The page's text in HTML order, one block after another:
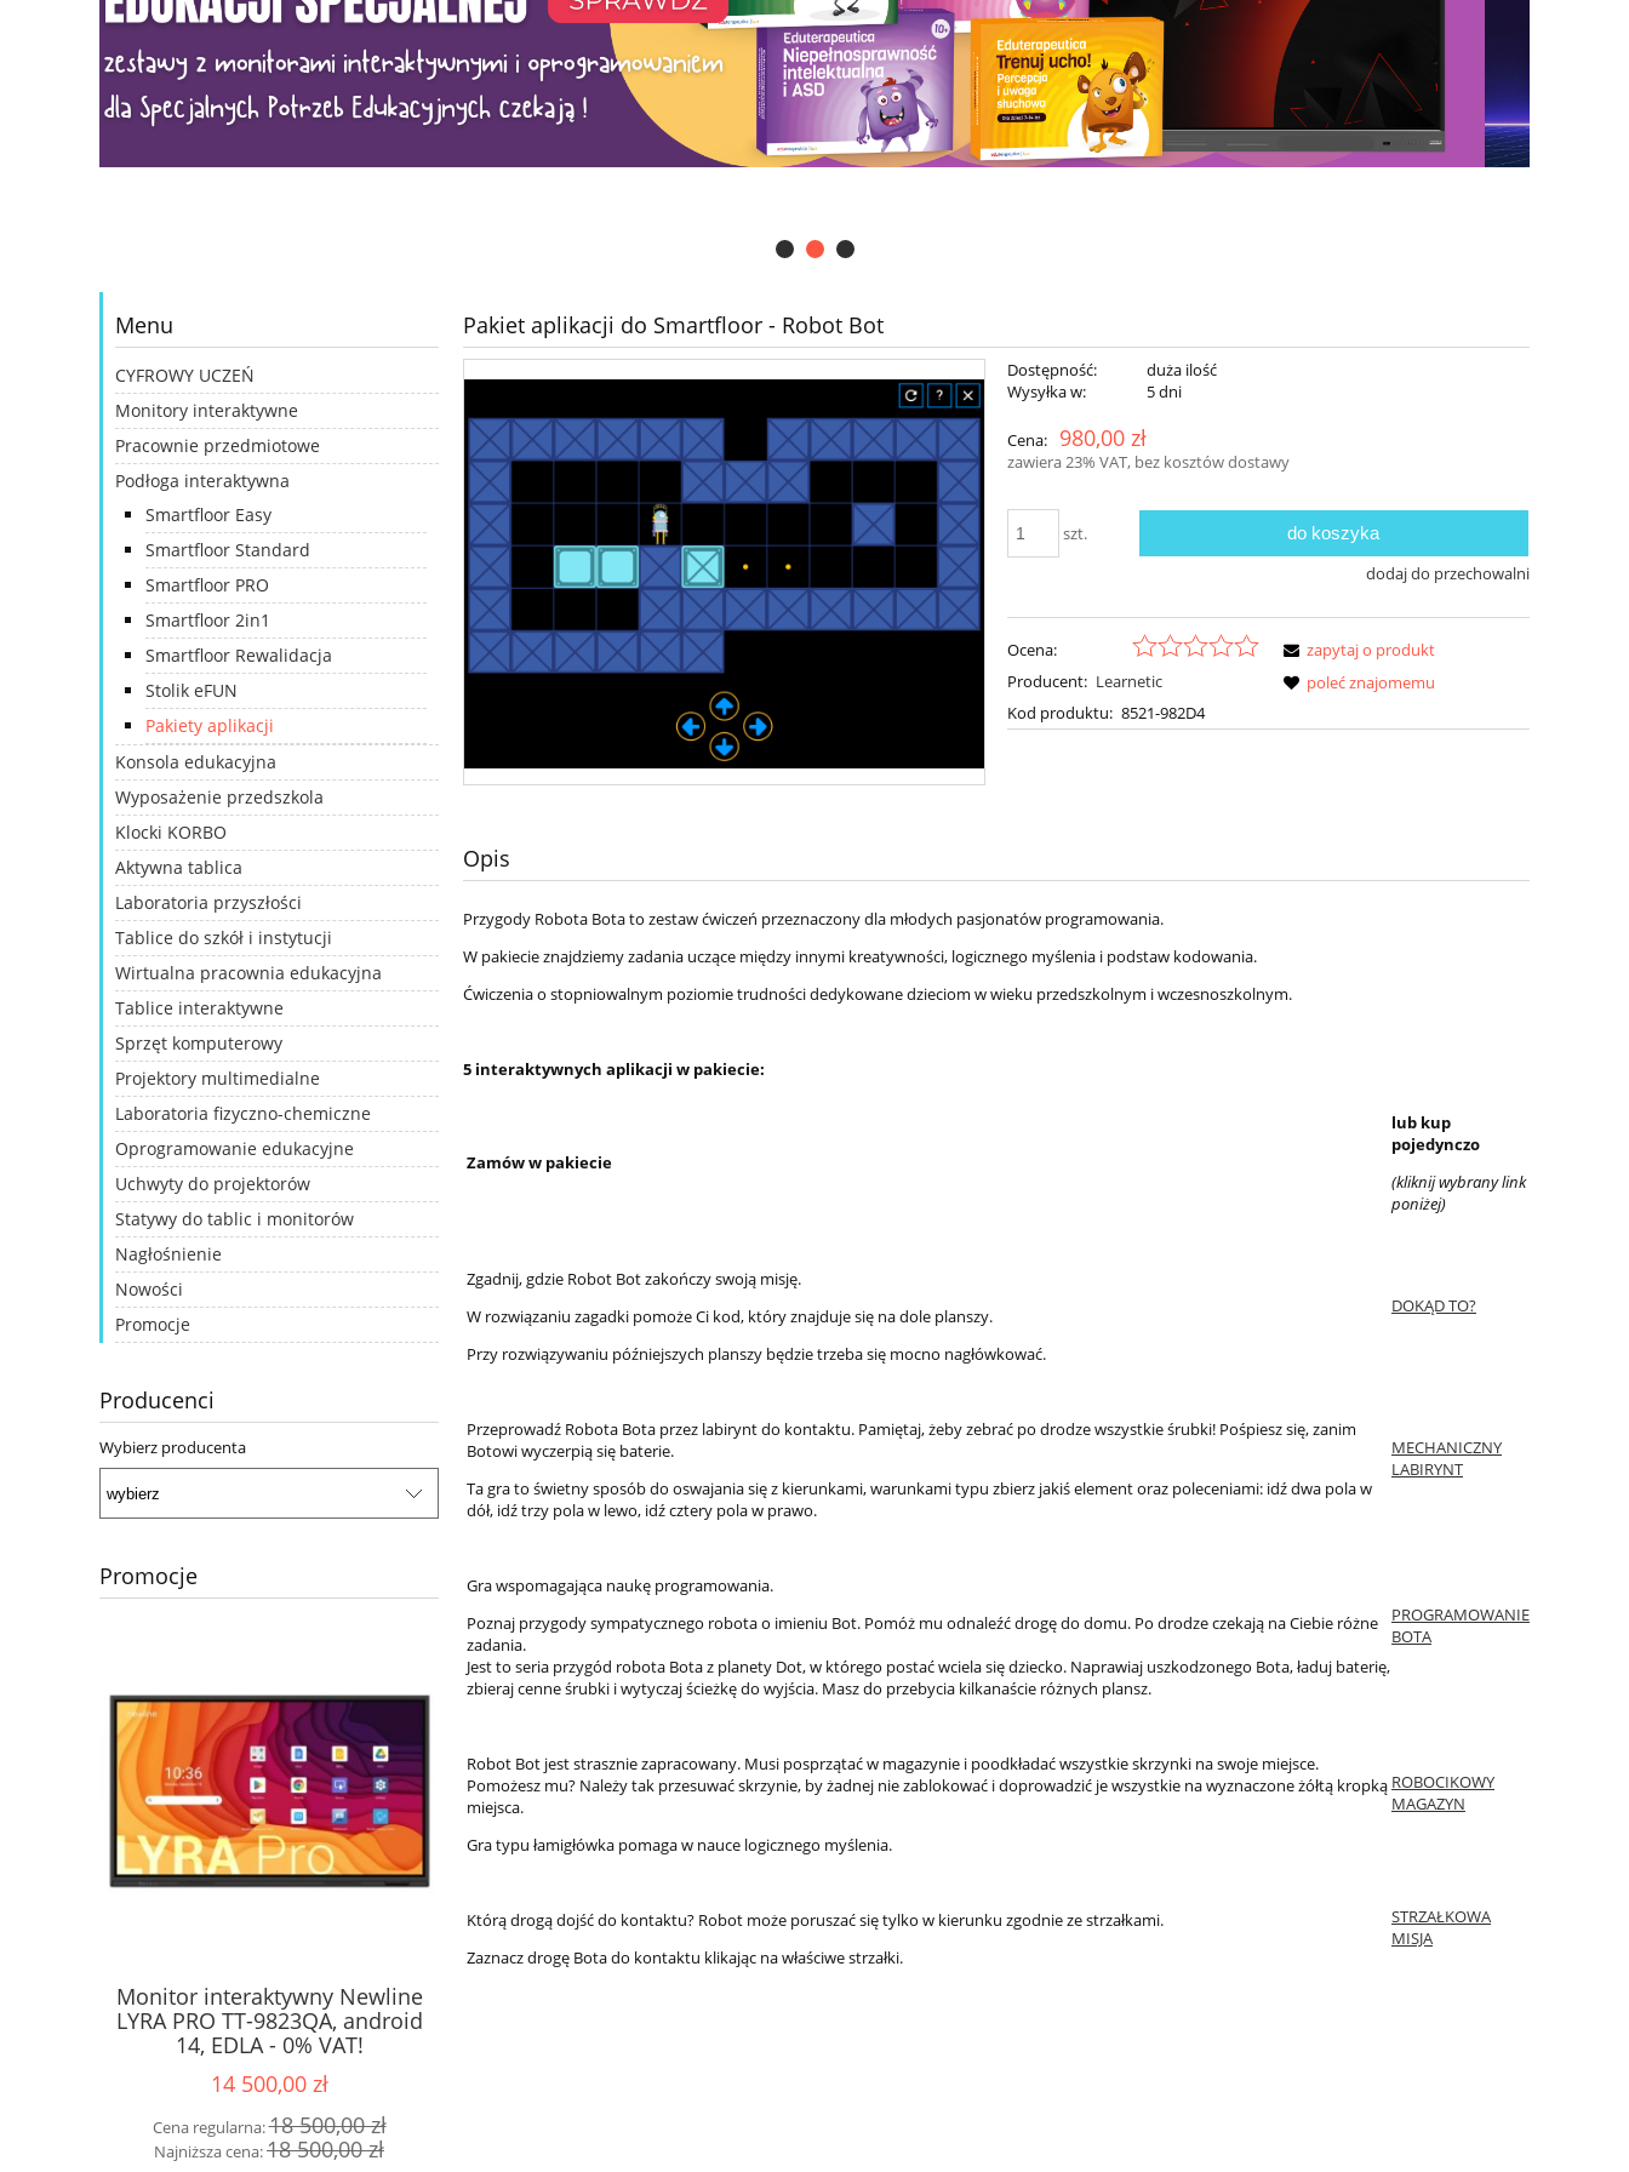
Menu
CYFROWY UCZEŃ
Monitory interaktywne
Pracownie przedmiotowe
Podłoga interaktywna
Smartfloor Easy
Smartfloor Standard
Smartfloor PRO
Smartfloor 2in1
Smartfloor Rewalidacja
Stolik eFUN
Pakiety aplikacji
Konsola edukacyjna
Wyposażenie przedszkola
Klocki KORBO
Aktywna tablica
Laboratoria przyszłości
Tablice do szkół i instytucji
Wirtualna pracownia edukacyjna
Tablice interaktywne
Sprzęt komputerowy
Projektory multimedialne
Laboratoria fizyczno-chemiczne
Oprogramowanie edukacyjne
Uchwyty do projektorów
Statywy do tablic i monitorów
Nagłośnienie
Nowości
Promocje
Producenci
Wybierz producenta
Promocje
Monitor interaktywny Newline
LYRA PRO TT-9823QA, android
14, EDLA - 0% VAT!
14 500,00 zł
Cena regularna:18 500,00 zł
Najniższa cena:18 500,00 zł
Pakiet aplikacji do Smartfloor - Robot Bot
Dostępność:
duża ilość
Wysyłka w:
5 dni
Cena: 980,00 zł
zawiera 23% VAT, bez kosztów dostawy
szt. do koszyka
dodaj do przechowalni
Ocena:
Producent: Learnetic
Kod produktu: 8521-982D4
zapytaj o produkt
poleć znajomemu
Opis
Przygody Robota Bota to zestaw ćwiczeń przeznaczony dla młodych pasjonatów programowania.
W pakiecie znajdziemy zadania uczące między innymi kreatywności, logicznego myślenia i podstaw kodowania.
Ćwiczenia o stopniowalnym poziomie trudności dedykowane dzieciom w wieku przedszkolnym i wczesnoszkolnym.
5 interaktywnych aplikacji w pakiecie:
Zamów w pakiecie
lub kup
pojedynczo
(kliknij wybrany link
poniżej)
Zgadnij, gdzie Robot Bot zakończy swoją misję.
W rozwiązaniu zagadki pomoże Ci kod, który znajduje się na dole planszy.
Przy rozwiązywaniu późniejszych planszy będzie trzeba się mocno nagłówkować.
DOKĄD TO?
Przeprowadź Robota Bota przez labirynt do kontaktu. Pamiętaj, żeby zebrać po drodze wszystkie śrubki! Pośpiesz się, zanim
Botowi wyczerpią się baterie.
Ta gra to świetny sposób do oswajania się z kierunkami, warunkami typu zbierz jakiś element oraz poleceniami: idź dwa pola w
dół, idź trzy pola w lewo, idź cztery pola w prawo.
MECHANICZNY
LABIRYNT
Gra wspomagająca naukę programowania.
Poznaj przygody sympatycznego robota o imieniu Bot. Pomóż mu odnaleźć drogę do domu. Po drodze czekają na Ciebie różne
zadania.
Jest to seria przygód robota Bota z planety Dot, w którego postać wciela się dziecko. Naprawiaj uszkodzonego Bota, ładuj baterię,
zbieraj cenne śrubki i wytyczaj ścieżkę do wyjścia. Masz do przebycia kilkanaście różnych plansz.
PROGRAMOWANIE
BOTA
Robot Bot jest strasznie zapracowany. Musi posprzątać w magazynie i poodkładać wszystkie skrzynki na swoje miejsce.
Pomożesz mu? Należy tak przesuwać skrzynie, by żadnej nie zablokować i doprowadzić je wszystkie na wyznaczone żółtą kropką
miejsca.
Gra typu łamigłówka pomaga w nauce logicznego myślenia.
ROBOCIKOWY
MAGAZYN
Którą drogą dojść do kontaktu? Robot może poruszać się tylko w kierunku zgodnie ze strzałkami.
Zaznacz drogę Bota do kontaktu klikając na właściwe strzałki.
STRZAŁKOWA
MISJA